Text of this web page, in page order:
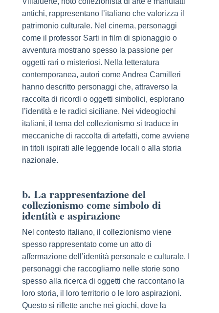
antichi, rappresentano l’italiano che valorizza il
patrimonio culturale. Nel cinema, personaggi
come il professor Sarti in film di spionaggio o
avventura mostrano spesso la passione per
oggetti rari o misteriosi. Nella letteratura
contemporanea, autori come Andrea Camilleri
hanno descritto personaggi che, attraverso la
raccolta di ricordi o oggetti simbolici, esplorano
l’identità e le radici siciliane. Nei videogiochi
italiani, il tema del collezionismo si traduce in
meccaniche di raccolta di artefatti, come avviene
in titoli ispirati alle leggende locali o alla storia
nazionale.
b. La rappresentazione del
collezionismo come simbolo di
identità e aspirazione
Nel contesto italiano, il collezionismo viene
spesso rappresentato come un atto di
affermazione dell’identità personale e culturale. I
personaggi che raccogliamo nelle storie sono
spesso alla ricerca di oggetti che raccontano la
loro storia, il loro territorio o le loro aspirazioni.
Questo si riflette anche nei giochi, dove la